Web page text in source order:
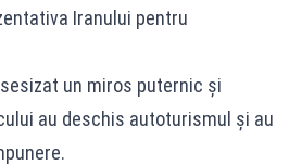
Iranului pentru
un miros puternic și
au deschis autoturismul și au